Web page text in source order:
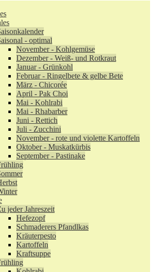
- optimal
November - Kohlgemüse
Dezember - Weiß- und Rotkraut
Januar - Grünkohl
Februar - Ringelbete & gelbe Bete
März - Chicorée
April - Pak Choi
Mai - Kohlrabi
Mai - Rhabarber
Juni - Rettich
Juli - Zucchini
November - rote und violette Kartoffeln
Oktober - Muskatkürbis
September - Pastinake
jeder Jahreszeit
Hefezopf
Schmaderers Pfandlkas
Kräuterpesto
Kartoffeln
Kraftsuppe